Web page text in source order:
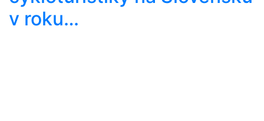
v roku…